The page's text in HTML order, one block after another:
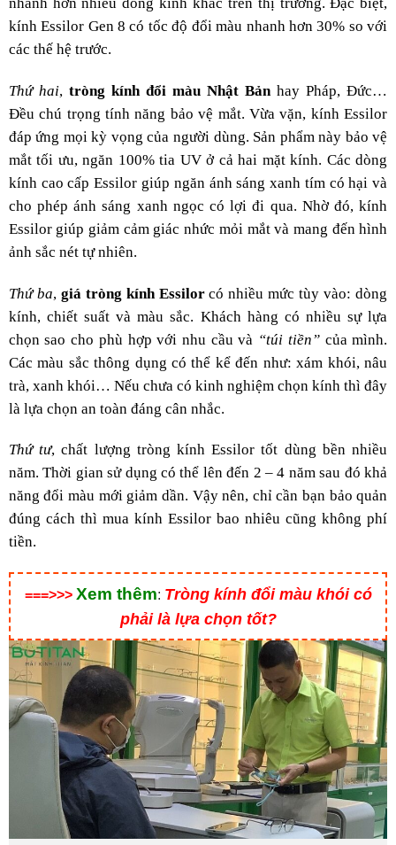
kính Essilor Gen 8 có tốc độ đổi màu nhanh hơn 30% so với
các thế hệ trước.
Thứ hai, tròng kính đổi màu Nhật Bảnhay Pháp, Đức…
Đều chú trọng tính năng bảo vệ mắt. Vừa vặn, kính Essilor
đáp ứng mọi kỳ vọng của người dùng. Sản phẩm này bảo vệ
mắt tối ưu, ngăn 100% tia UV ở cả hai mặt kính. Các dòng
kính cao cấp Essilor giúp ngăn ánh sáng xanh tím có hại và
cho phép ánh sáng xanh ngọc có lợi đi qua. Nhờ đó, kính
Essilor giúp giảm cảm giác nhức mỏi mắt và mang đến hình
ảnh sắc nét tự nhiên.
Thứ ba, giá tròng kính Essilorcó nhiều mức tùy vào: dòng
kính, chiết suất và màu sắc. Khách hàng có nhiều sự lựa
chọn sao cho phù hợp với nhu cầu và “túi tiền”của mình.
Các màu sắc thông dụng có thể kể đến như: xám khói, nâu
trà, xanh khói… Nếu chưa có kinh nghiệm chọn kính thì đây
là lựa chọn an toàn đáng cân nhắc.
Thứ tư, chất lượng tròng kính Essilor tốt dùng bền nhiều
năm. Thời gian sử dụng có thể lên đến 2 – 4 năm sau đó khả
năng đổi màu mới giảm dần. Vậy nên, chỉ cần bạn bảo quản
đúng cách thì mua kính Essilor bao nhiêu cũng không phí
tiền.
===>>> Xem thêm: Tròng kính đổi màu khói có
phải là lựa chọn tốt?